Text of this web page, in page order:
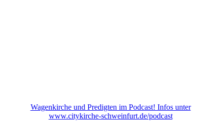
Wagenkirche und Predigten im Podcast! Infos unter
www.citykirche-schweinfurt.de/podcast